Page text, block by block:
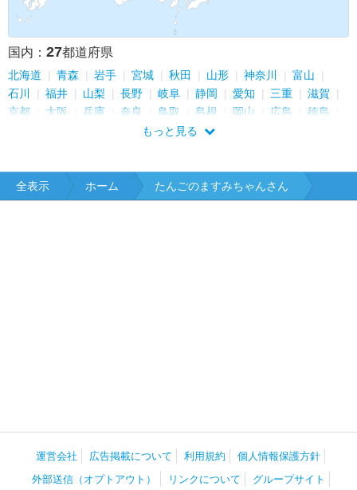
国内： 27都道府県
北海道 青森 岩手 宮城 秋田 山形 神奈川
富山
石川
福井 山梨 長野 岐阜 静岡 愛知 三重
滋賀
京都
大阪 兵庫 奈良 鳥取 島根 岡山 広島
徳島
もっと見る
全表示 ホーム たんごのますみちゃんさん
運営会社 広告掲載について 利用規約
個人情報保護方針
外部送信（オプトアウト）
リンクについて グループサイト